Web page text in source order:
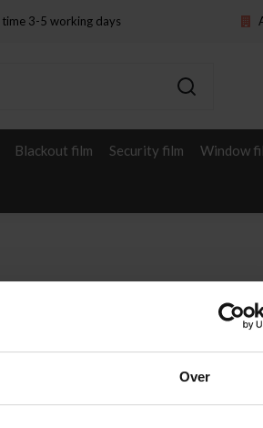
Over
3-5 working days
Blackout film Security film Window